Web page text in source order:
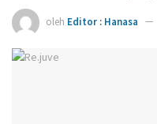
oleh Editor : Hanasa